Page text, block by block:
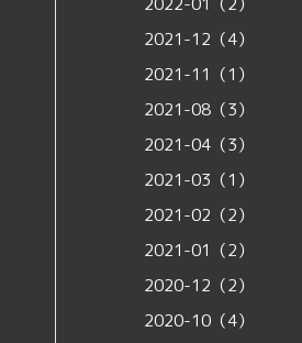
2021-12（4）
2021-11（1）
2021-08（3）
2021-04（3）
2021-03（1）
2021-02（2）
2021-01（2）
2020-12（2）
2020-10（4）